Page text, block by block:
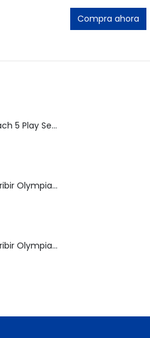
Compra ahora
Speed Racer Mach 5 Play Set | ReSaurus 1999 | Meteoro
Máquina de Escribir Olympia Royal-Brother
Máquina de Escribir Olympia Traveller de Luxe